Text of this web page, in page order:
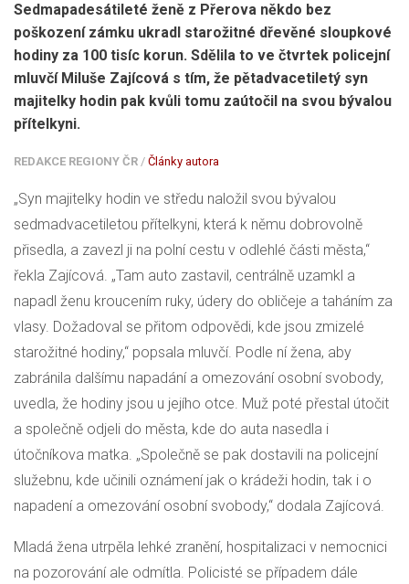
Sedmapadesátileté ženě z Přerova někdo bez
poškození zámku ukradl starožitné dřevěné sloupkové
hodiny za 100 tisíc korun. Sdělila to ve čtvrtek policejní
mluvčí Miluše Zajícová s tím, že pětadvacetiletý syn
majitelky hodin pak kvůli tomu zaútočil na svou bývalou
přítelkyni.
REDAKCE REGIONY ČR / Články autora
„Syn majitelky hodin ve středu naložil svou bývalou
sedmadvacetiletou přítelkyni, která k němu dobrovolně
přisedla, a zavezl ji na polní cestu v odlehlé části města,“
řekla Zajícová. „Tam auto zastavil, centrálně uzamkl a
napadl ženu kroucením ruky, údery do obličeje a taháním za
vlasy. Dožadoval se přitom odpovědi, kde jsou zmizelé
starožitné hodiny,“ popsala mluvčí. Podle ní žena, aby
zabránila dalšímu napadání a omezování osobní svobody,
uvedla, že hodiny jsou u jejího otce. Muž poté přestal útočit
a společně odjeli do města, kde do auta nasedla i
útočníkova matka. „Společně se pak dostavili na policejní
služebnu, kde učinili oznámení jak o krádeži hodin, tak i o
napadení a omezování osobní svobody,“ dodala Zajícová.
Mladá žena utrpěla lehké zranění, hospitalizaci v nemocnici
na pozorování ale odmítla. Policisté se případem dále